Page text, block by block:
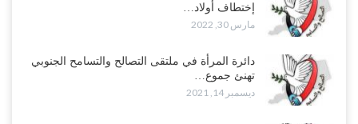
إختطاف أولاد…
مارس 30, 2022
دائرة المرأة في ملتقى التصالح والتسامح الجنوبي
تهنئ جموع…
ديسمبر 14, 2021